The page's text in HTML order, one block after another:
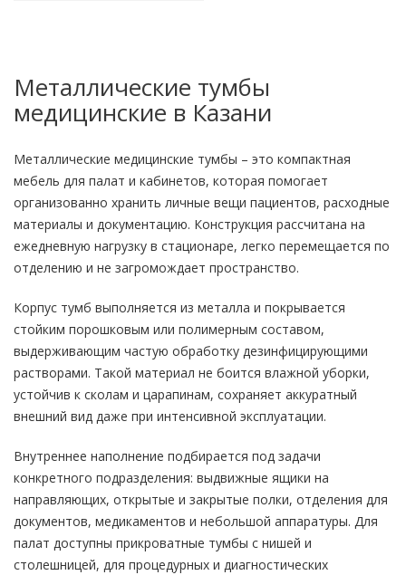
Металлические тумбы
медицинские в Казани
Металлические медицинские тумбы – это компактная
мебель для палат и кабинетов, которая помогает
организованно хранить личные вещи пациентов, расходные
материалы и документацию. Конструкция рассчитана на
ежедневную нагрузку в стационаре, легко перемещается по
отделению и не загромождает пространство.
Корпус тумб выполняется из металла и покрывается
стойким порошковым или полимерным составом,
выдерживающим частую обработку дезинфицирующими
растворами. Такой материал не боится влажной уборки,
устойчив к сколам и царапинам, сохраняет аккуратный
внешний вид даже при интенсивной эксплуатации.
Внутреннее наполнение подбирается под задачи
конкретного подразделения: выдвижные ящики на
направляющих, открытые и закрытые полки, отделения для
документов, медикаментов и небольшой аппаратуры. Для
палат доступны прикроватные тумбы с нишей и
столешницей, для процедурных и диагностических